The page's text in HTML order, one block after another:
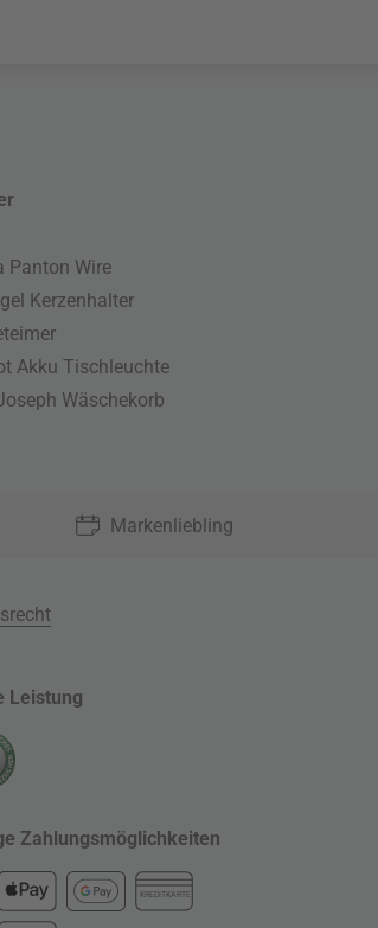
Panton Wire
Kerzenhalter
Akku Tischleuchte
Wäschekorb
Markenliebling
Leistung
Zahlungsmöglichkeiten
KREDITKARTE